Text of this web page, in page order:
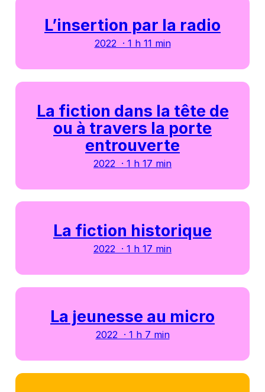
L’insertion par la radio
2022 · 1 h 11 min
La fiction dans la tête de
ou à travers la porte
entrouverte
2022 · 1 h 17 min
La fiction historique
2022 · 1 h 17 min
La jeunesse au micro
2022 · 1 h 7 min